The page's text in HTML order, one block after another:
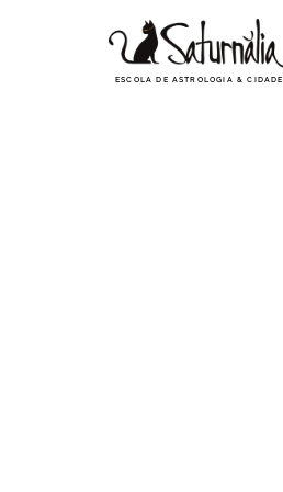
ESCOLA DE ASTROLOGIA & CIDADE